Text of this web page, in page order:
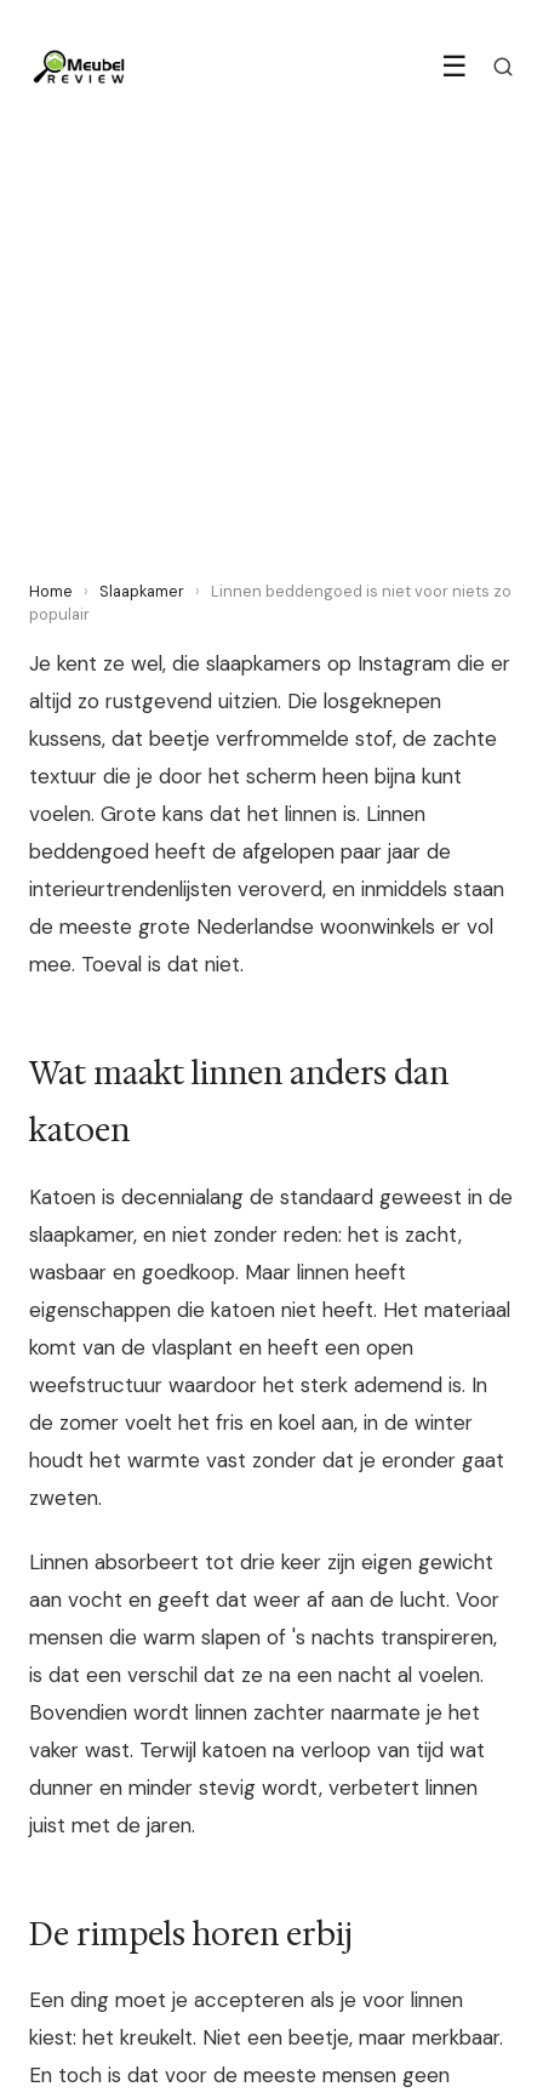
☰
Home › Slaapkamer ›
Linnen beddengoed is niet voor niets zo
populair
Je kent ze wel, die slaapkamers op Instagram die er
altijd zo rustgevend uitzien. Die losgeknepen
kussens, dat beetje verfrommelde stof, de zachte
textuur die je door het scherm heen bijna kunt
voelen. Grote kans dat het linnen is. Linnen
beddengoed heeft de afgelopen paar jaar de
interieurtrendenlijsten veroverd, en inmiddels staan
de meeste grote Nederlandse woonwinkels er vol
mee. Toeval is dat niet.
Wat maakt linnen anders dan
katoen
Katoen is decennialang de standaard geweest in de
slaapkamer, en niet zonder reden: het is zacht,
wasbaar en goedkoop. Maar linnen heeft
eigenschappen die katoen niet heeft. Het materiaal
komt van de vlasplant en heeft een open
weefstructuur waardoor het sterk ademend is. In
de zomer voelt het fris en koel aan, in de winter
houdt het warmte vast zonder dat je eronder gaat
zweten.
Linnen absorbeert tot drie keer zijn eigen gewicht
aan vocht en geeft dat weer af aan de lucht. Voor
mensen die warm slapen of 's nachts transpireren,
is dat een verschil dat ze na een nacht al voelen.
Bovendien wordt linnen zachter naarmate je het
vaker wast. Terwijl katoen na verloop van tijd wat
dunner en minder stevig wordt, verbetert linnen
juist met de jaren.
De rimpels horen erbij
Een ding moet je accepteren als je voor linnen
kiest: het kreukelt. Niet een beetje, maar merkbaar.
En toch is dat voor de meeste mensen geen